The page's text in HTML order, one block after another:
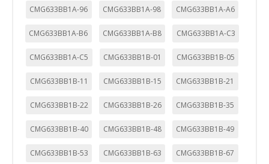
CMG633BB1A-96 CMG633BB1A-98 CMG633BB1A-A6
CMG633BB1A-B6 CMG633BB1A-B8 CMG633BB1A-C3
CMG633BB1A-C5 CMG633BB1B-01 CMG633BB1B-05
CMG633BB1B-11 CMG633BB1B-15 CMG633BB1B-21
CMG633BB1B-22 CMG633BB1B-26 CMG633BB1B-35
CMG633BB1B-40 CMG633BB1B-48 CMG633BB1B-49
CMG633BB1B-53 CMG633BB1B-63 CMG633BB1B-67